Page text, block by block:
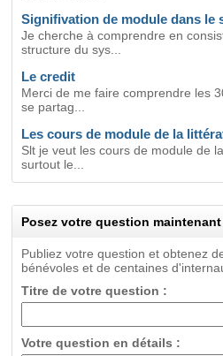
Signifivation de module dans le
Je cherche à comprendre en
structure du sys...
Le credit
Merci de me faire comprendre les
se partag...
Les cours de module de la
Slt je veut les cours de module de
surtout le...
Posez votre question maintenant
Publiez votre question et obtenez
bénévoles et de centaines
Titre de votre question :
Votre question en détails :